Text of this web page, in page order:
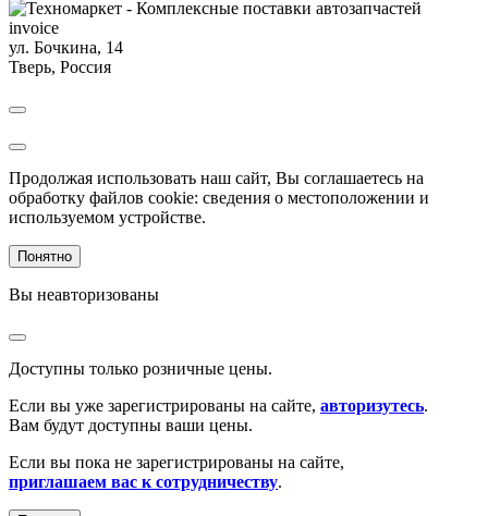
invoice
ул. Бочкина, 14
Тверь, Россия
Продолжая использовать наш сайт, Вы соглашаетесь на
обработку файлов cookie: сведения о местоположении и
используемом устройстве.
Понятно
Вы неавторизованы
Доступны только розничные цены.
Если вы уже зарегистрированы на сайте, авторизутесь.
Вам будут доступны ваши цены.
Если вы пока не зарегистрированы на сайте,
приглашаем вас к сотрудничеству.